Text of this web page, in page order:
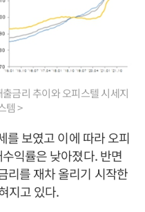
금리 추이와 오피스텔 시세지
템 >
를 보였고 이에 따라 오피
익률은 낮아졌다. 반면
리를 재차 올리기 시작한
지고 있다.